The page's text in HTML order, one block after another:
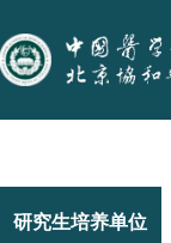
研究生培养单位